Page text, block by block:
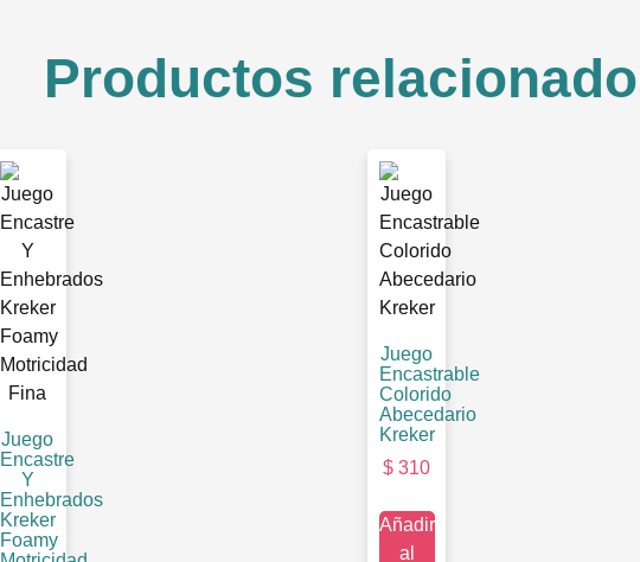
Productos
Juego
Encastre
Y
Enhebrados
Kreker
Foamy
Juego
Encastrable
Colorido
Abecedario
Kreker
$ 310
Añadir
al